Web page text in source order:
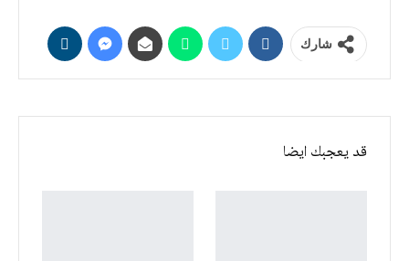
شارك
قد يعجبك ايضا